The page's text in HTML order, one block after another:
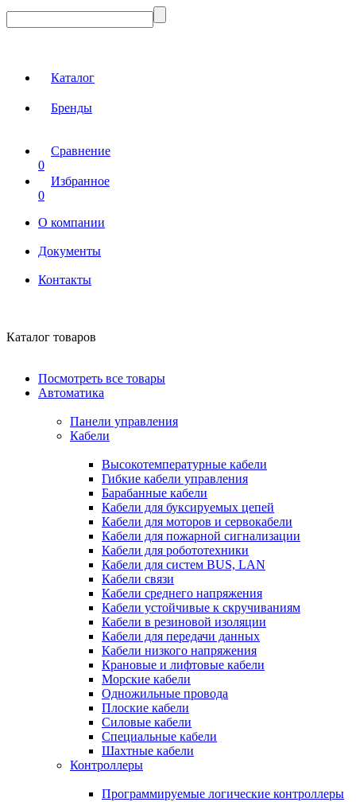
Каталог
Бренды
Сравнение
0
Избранное
0
О компании
Документы
Контакты
Каталог товаров
Посмотреть все товары
Автоматика
Панели управления
Кабели
Высокотемпературные кабели
Гибкие кабели управления
Барабанные кабели
Кабели для буксируемых цепей
Кабели для моторов и сервокабели
Кабели для пожарной сигнализации
Кабели для робототехники
Кабели для систем BUS, LAN
Кабели связи
Кабели среднего напряжения
Кабели устойчивые к скручиваниям
Кабели в резиновой изоляции
Кабели для передачи данных
Кабели низкого напряжения
Крановые и лифтовые кабели
Морские кабели
Одножильные провода
Плоские кабели
Силовые кабели
Специальные кабели
Шахтные кабели
Контроллеры
Программируемые логические контроллеры